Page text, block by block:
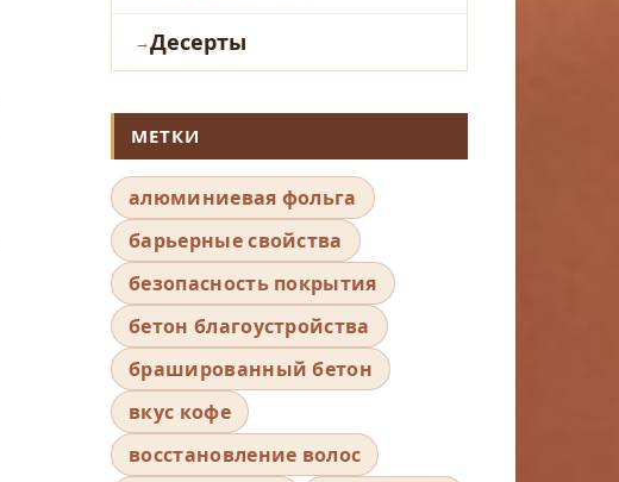
Десерты
МЕТКИ
алюминиевая фольга
барьерные свойства
безопасность покрытия
бетон благоустройства
брашированный бетон
вкус кофе
восстановление волос